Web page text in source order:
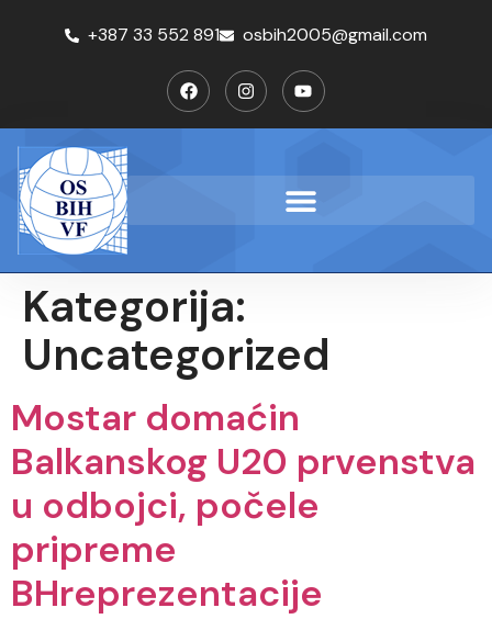
+387 33 552 891 osbih2005@gmail.com
Kategorija:
Uncategorized
Mostar domaćin
Balkanskog U20 prvenstva
u odbojci, počele
pripreme
BHreprezentacije